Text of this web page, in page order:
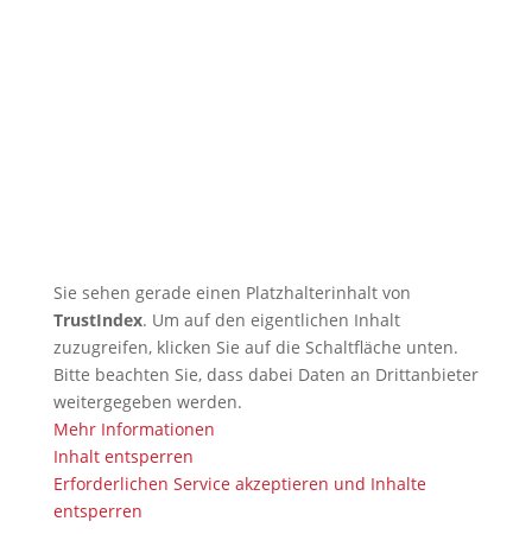
Sie sehen gerade einen Platzhalterinhalt von
TrustIndex. Um auf den eigentlichen Inhalt
zuzugreifen, klicken Sie auf die Schaltfläche unten.
Bitte beachten Sie, dass dabei Daten an Drittanbieter
weitergegeben werden.
Mehr Informationen
Inhalt entsperren
Erforderlichen Service akzeptieren und Inhalte
entsperren